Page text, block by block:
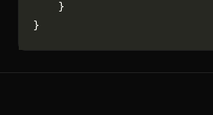
    }
}